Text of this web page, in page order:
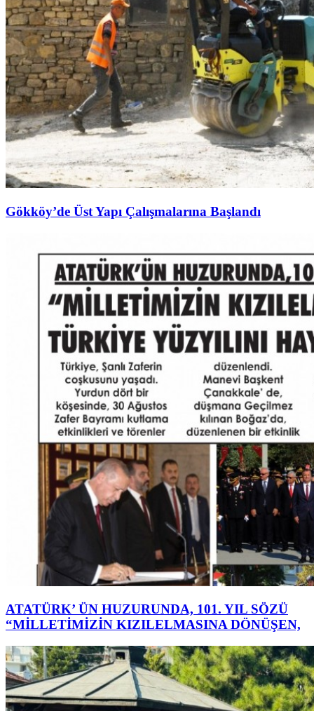
Gökköy’de Üst Yapı Çalışmalarına Başlandı
ATATÜRK’ ÜN HUZURUNDA, 101. YIL SÖZÜ
“MİLLETİMİZİN KIZILELMASINA DÖNÜŞEN,